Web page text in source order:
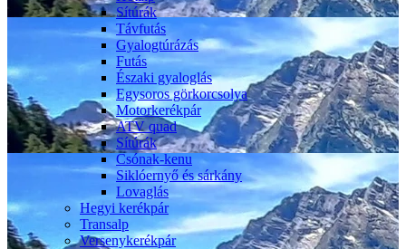
Sítúrák
Távfutás
Gyalogtúrázás
Futás
Északi gyaloglás
Egysoros görkorcsolya
Motorkerékpár
ATV quad
Sítúrák
Csónak-kenu
Siklóernyő és sárkány
Lovaglás
Hegyi kerékpár
Transalp
Versenykerékpár